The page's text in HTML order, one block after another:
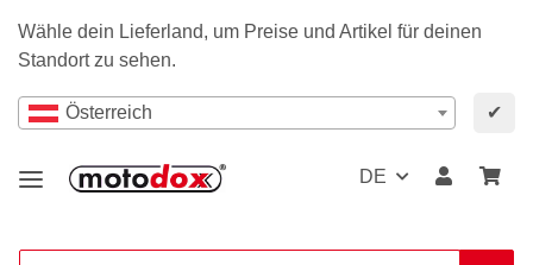
Wähle dein Lieferland, um Preise und Artikel für deinen
Standort zu sehen.
Österreich ✔
DE